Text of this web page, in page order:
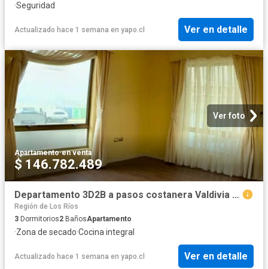
·Seguridad
Actualizado hace 1 semana en yapo.cl Ver en detalle
Ver foto
Apartamento·en venta
$ 146.782.489
Departamento 3D2B a pasos costanera Valdivia 1083 | Dormitorios por 3790.00 en Valdivia
Región de Los Ríos
3 Dormitorios2 BañosApartamento
·Zona de secado·Cocina integral
Actualizado hace 1 semana en yapo.cl Ver en detalle